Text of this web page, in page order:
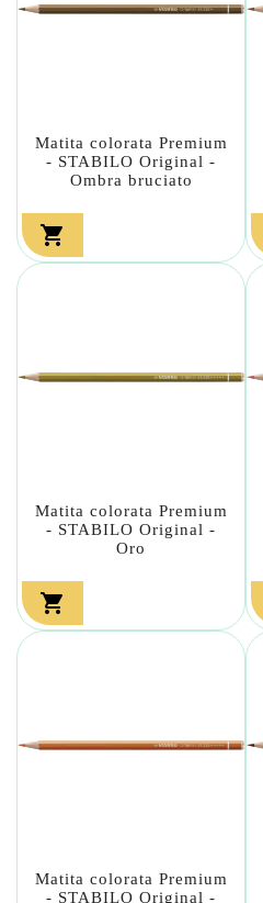
Matita colorata Premium
- STABILO Original -
Ombra bruciato

Matita colorata Premium
- STABILO Original -
Oro

Matita colorata Premium
- STABILO Original -